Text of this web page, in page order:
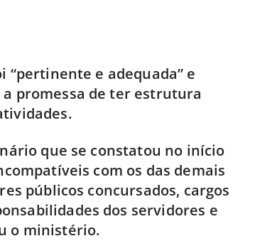
“pertinente e adequada” e
a promessa de ter estrutura
que se constatou no início
com os das demais
públicos concursados, cargos
dos servidores e
o ministério.